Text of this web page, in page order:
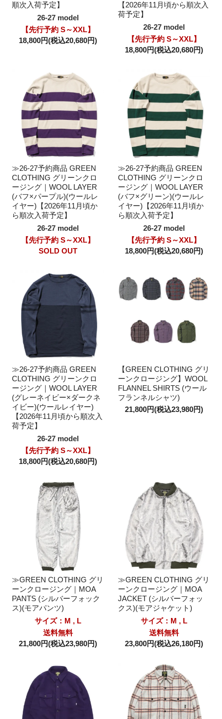
順次入荷予定】
26-27 model
【先行予約 S～XXL】
18,800円(税込20,680円)
【2026年11月頃から順次入
荷予定】
26-27 model
【先行予約 S～XXL】
18,800円(税込20,680円)
≫26-27予約商品 GREEN
CLOTHING グリーンクロ
ージング｜WOOL LAYER
(バフ×パープル)(ウールレ
イヤー)【2026年11月頃か
ら順次入荷予定】
26-27 model
【先行予約 S～XXL】
SOLD OUT
≫26-27予約商品 GREEN
CLOTHING グリーンクロ
ージング｜WOOL LAYER
(バフ×グリーン)(ウールレ
イヤー)【2026年11月頃か
ら順次入荷予定】
26-27 model
【先行予約 S～XXL】
18,800円(税込20,680円)
≫26-27予約商品 GREEN
CLOTHING グリーンクロ
ージング｜WOOL LAYER
(グレーネイビー×ダークネ
イビー)(ウールレイヤー)
【2026年11月頃から順次入
荷予定】
26-27 model
【先行予約 S～XXL】
18,800円(税込20,680円)
【GREEN CLOTHING グリ
ーンクロージング】WOOL
FLANNEL SHIRTS (ウール
フランネルシャツ)
21,800円(税込23,980円)
≫GREEN CLOTHING グリ
ーンクロージング｜MOA
PANTS (シルバーフォック
ス)(モアパンツ)
サイズ：M , L
送料無料
21,800円(税込23,980円)
≫GREEN CLOTHING グリ
ーンクロージング｜MOA
JACKET (シルバーフォッ
クス)(モアジャケット)
サイズ：M , L
送料無料
23,800円(税込26,180円)